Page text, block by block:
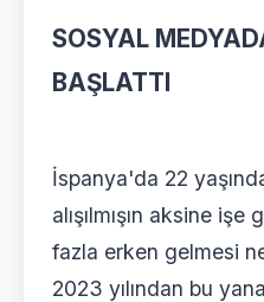
SOSYAL
BAŞLATTI
İspanya'da 22
alışılmışın aksine
fazla erken gelmesi
2023 yılından bu